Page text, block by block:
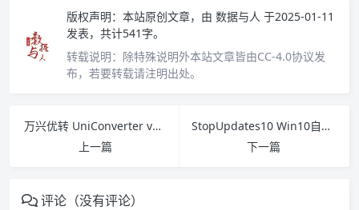
版权声明： 本站原创文章，由 数据与人 于2025-01-11
发表，共计541字。
转载说明： 除特殊说明外本站文章皆由CC-4.0协议发
布，若要转载请注明出处。
万兴优转 UniConverter v16.1.1.120 中文破解版
上一篇
StopUpdates10 Win10自动更新关闭工具v4.0.2023.306 下载
下一篇
评论（没有评论）